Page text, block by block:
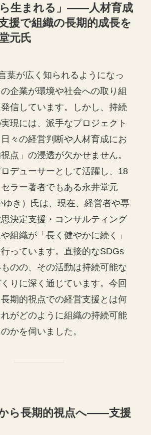
生まれる」——人材育成
援で組織の長期的成長を
元氏
葉が広く知られるようになっ
企業が環境や社会への取り組
信しています。しかし、持続
現には、派手なプロジェクト
々の経営判断や人材育成にお
点」の浸透が欠かせません。
デューサーとして活躍し、18
ラー著者でもある永井堂元
ゆき）氏は、現在、経営者や専
決定支援・コンサルティング
組織が「長く健やかに続く」
っています。直接的なSDGs
のの、その活動は持続可能な
りに深く通じています。今回
期的視点での経営支援とは何
がどのように組織の持続可能
かを伺いました。
ら長期的視点へ——支援